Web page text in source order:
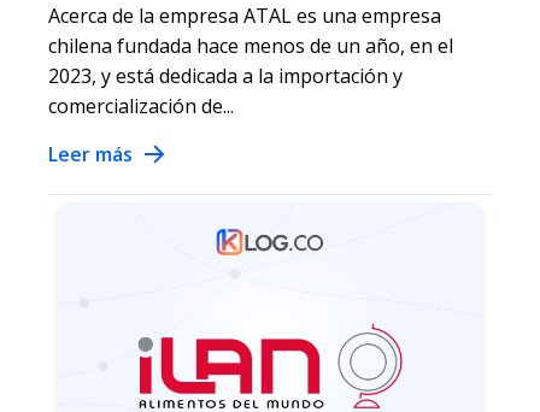
Acerca de la empresa ATAL es una empresa
chilena fundada hace menos de un año, en el
2023, y está dedicada a la importación y
comercialización de...
Leer más